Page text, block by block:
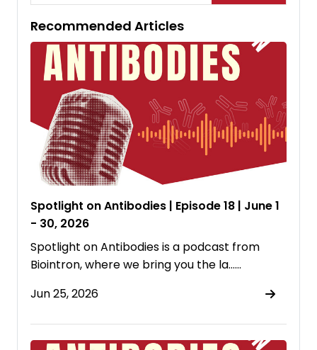
Recommended Articles
Spotlight on Antibodies | Episode 18 | June 1
- 30, 2026
Spotlight on Antibodies is a podcast from
⁠Biointron⁠, where we bring you the la……
Jun 25, 2026